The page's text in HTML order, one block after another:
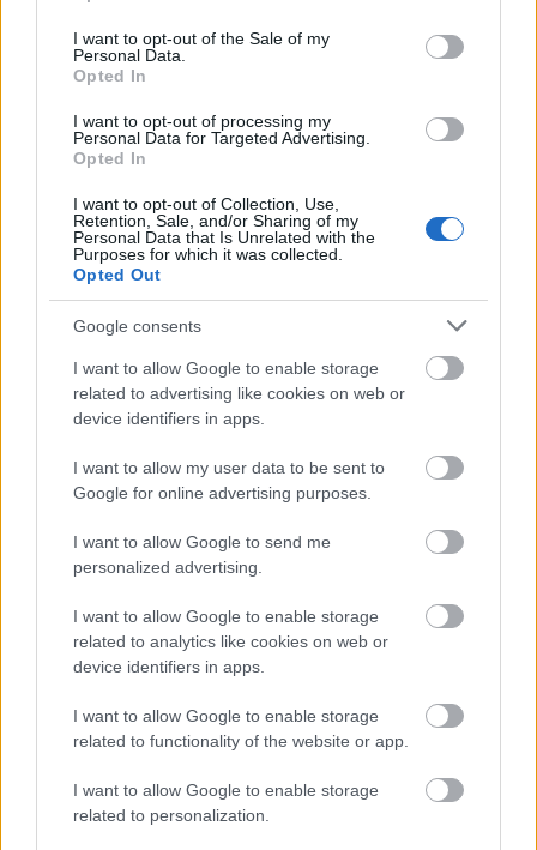
use your data for below specified purposes in below Google
consent section.
I want to opt-out of the Sale of my
Personal Data.
Opted In
I want to opt-out of processing my
Personal Data for Targeted Advertising.
Opted In
I want to opt-out of Collection, Use,
Retention, Sale, and/or Sharing of my
Personal Data that Is Unrelated with the
Purposes for which it was collected.
Opted Out
Google consents
I want to allow Google to enable storage
related to advertising like cookies on web or
device identifiers in apps.
I want to allow my user data to be sent to
Google for online advertising purposes.
I want to allow Google to send me
personalized advertising.
I want to allow Google to enable storage
related to analytics like cookies on web or
device identifiers in apps.
I want to allow Google to enable storage
related to functionality of the website or app.
I want to allow Google to enable storage
related to personalization.
fovarosi.blog.hu 2020. június 26.
Hogyan lett egy nagy gondolatból megépült
boulevard? Miért és hogyan épült ki Budapesten az
Andrássy út? Az Andrássy út 1877 körül Klösz
György felvételén
Tetőteraszos szállodaként kelt új
életre a Szabadkőműves Ház
fovarosi.blog.hu•2019. május 28.
Különleges épületben nyitotta meg kapuit a Mystery
szabadkőművesek titkos gyűléseinek épült. Számos
terme a nagyközönség számára is nyitott, érdemes